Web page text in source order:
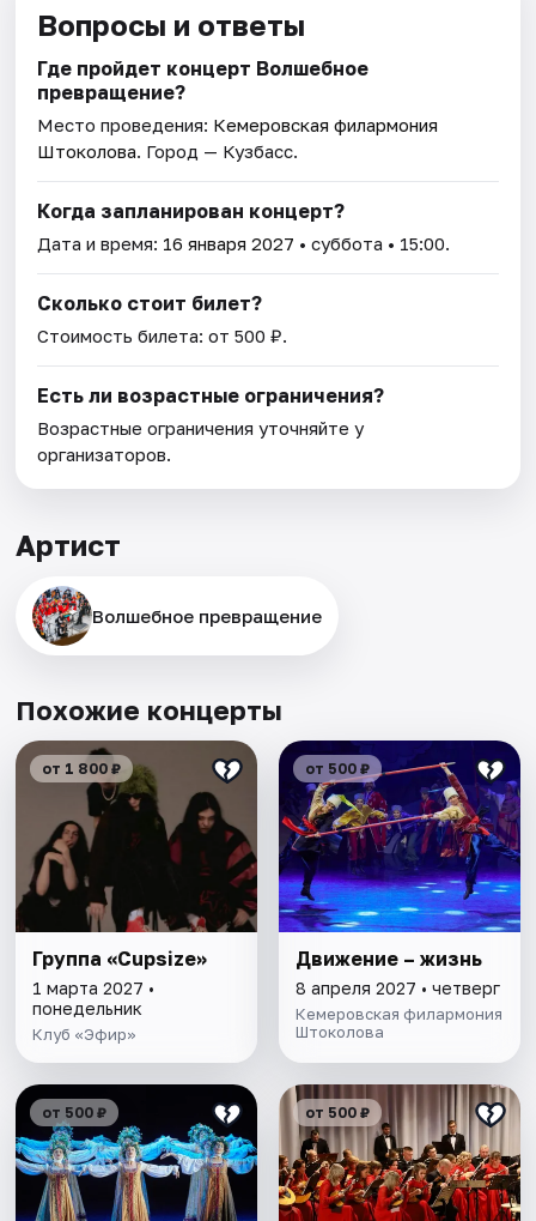
Вопросы и ответы
Где пройдет концерт Волшебное
превращение?
Место проведения: Кемеровская филармония
Штоколова. Город — Кузбасс.
Когда запланирован концерт?
Дата и время: 16 января 2027 • суббота • 15:00.
Сколько стоит билет?
Стоимость билета: от 500 ₽.
Есть ли возрастные ограничения?
Возрастные ограничения уточняйте у
организаторов.
Артист
Волшебное превращение
Похожие концерты
от 1 800 ₽
Группа «Cupsize»
1 марта 2027 •
понедельник
Клуб «Эфир»
от 500 ₽
Движение – жизнь
8 апреля 2027 • четверг
Кемеровская филармония
Штоколова
от 500 ₽ от 500 ₽